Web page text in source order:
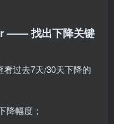
—— 找出下降关键
看过去7天/30天下降的
降幅度；